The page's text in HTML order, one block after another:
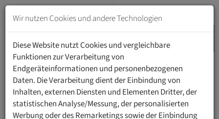
Zum
Inhalt
springen
Navigation
springen
HOME WEITERBILDUNG SEMINARREIHEN
Wir nutzen Cookies und andere Technologien
Diese Website nutzt Cookies und vergleichbare
Funktionen zur Verarbeitung von
Endgeräteinformationen und personenbezogenen
Daten. Die Verarbeitung dient der Einbindung von
Inhalten, externen Diensten und Elementen Dritter, der
statistischen Analyse/Messung, der personalisierten
Werbung oder des Remarketings sowie der Einbindung